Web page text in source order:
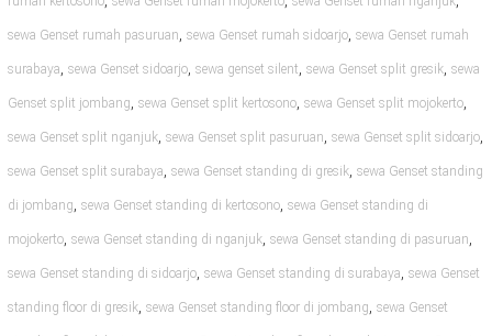
sewa Genset rumah pasuruan, sewa Genset rumah sidoarjo, sewa Genset rumah
surabaya, sewa Genset sidoarjo, sewa genset silent, sewa Genset split gresik, sewa
Genset split jombang, sewa Genset split kertosono, sewa Genset split mojokerto,
sewa Genset split nganjuk, sewa Genset split pasuruan, sewa Genset split sidoarjo,
sewa Genset split surabaya, sewa Genset standing di gresik, sewa Genset standing
di jombang, sewa Genset standing di kertosono, sewa Genset standing di
mojokerto, sewa Genset standing di nganjuk, sewa Genset standing di pasuruan,
sewa Genset standing di sidoarjo, sewa Genset standing di surabaya, sewa Genset
standing floor di gresik, sewa Genset standing floor di jombang, sewa Genset